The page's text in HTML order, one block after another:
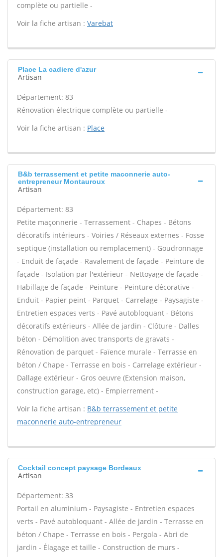
complète ou partielle -
Voir la fiche artisan : Varebat
Place La cadiere d'azur
Artisan
Département: 83
Rénovation électrique complète ou partielle -
Voir la fiche artisan : Place
B&b terrassement et petite maconnerie auto-
entrepreneur Montauroux
Artisan
Département: 83
Petite maçonnerie - Terrassement - Chapes - Bétons
décoratifs intérieurs - Voiries / Réseaux externes - Fosse
septique (installation ou remplacement) - Goudronnage
- Enduit de façade - Ravalement de façade - Peinture de
façade - Isolation par l'extérieur - Nettoyage de façade -
Habillage de façade - Peinture - Peinture décorative -
Enduit - Papier peint - Parquet - Carrelage - Paysagiste -
Entretien espaces verts - Pavé autobloquant - Bétons
décoratifs extérieurs - Allée de jardin - Clôture - Dalles
béton - Démolition avec transports de gravats -
Rénovation de parquet - Faïence murale - Terrasse en
béton / Chape - Terrasse en bois - Carrelage extérieur -
Dallage extérieur - Gros oeuvre (Extension maison,
construction garage, etc) - Empierrement -
Voir la fiche artisan : B&b terrassement et petite
maconnerie auto-entrepreneur
Cocktail concept paysage Bordeaux
Artisan
Département: 33
Portail en aluminium - Paysagiste - Entretien espaces
verts - Pavé autobloquant - Allée de jardin - Terrasse en
béton / Chape - Terrasse en bois - Pergola - Abri de
jardin - Élagage et taille - Construction de murs -